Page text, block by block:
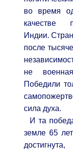
во время
качестве
Индии.
после
не
Победили
сила духа.
И та
земле 65